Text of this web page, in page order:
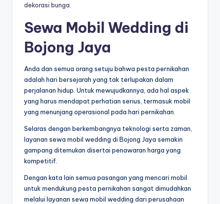
dekorasi bunga.
Sewa Mobil Wedding di
Bojong Jaya
Anda dan semua orang setuju bahwa pesta pernikahan
adalah hari bersejarah yang tak terlupakan dalam
perjalanan hidup. Untuk mewujudkannya, ada hal aspek
yang harus mendapat perhatian serius, termasuk mobil
yang menunjang operasional pada hari pernikahan.
Selaras dengan berkembangnya teknologi serta zaman,
layanan sewa mobil wedding di Bojong Jaya semakin
gampang ditemukan disertai penawaran harga yang
kompetitif.
Dengan kata lain semua pasangan yang mencari mobil
untuk mendukung pesta pernikahan sangat dimudahkan
melalui layanan sewa mobil wedding dari perusahaan